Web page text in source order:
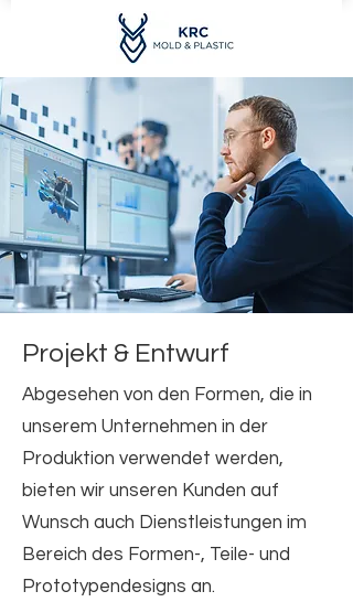
Projekt & Entwurf
Abgesehen von den Formen, die in
unserem Unternehmen in der
Produktion verwendet werden,
bieten wir unseren Kunden auf
Wunsch auch Dienstleistungen im
Bereich des Formen-, Teile- und
Prototypendesigns an.